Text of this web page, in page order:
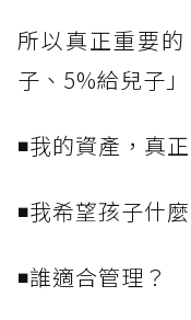
所以真正重要
子、5%給兒子
◾我的資產，真
◾我希望孩子什
◾誰適合管理？